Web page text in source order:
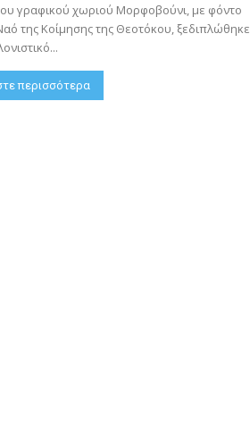
γραφικού χωριού Μορφοβούνι, με φόντο
της Κοίμησης της Θεοτόκου, ξεδιπλώθηκε
περισσότερα